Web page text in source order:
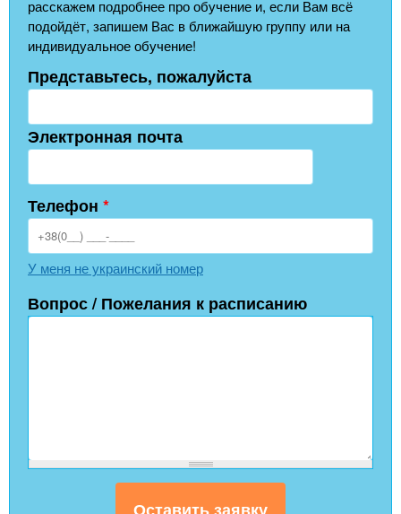
расскажем подробнее про обучение и, если Вам всё
подойдёт, запишем Вас в ближайшую группу или на
индивидуальное обучение!
Представьтесь, пожалуйста
Электронная почта
Телефон *
У меня не украинский номер
Вопрос / Пожелания к расписанию